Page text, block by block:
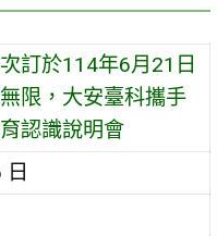
訂於114年6月21日
限，大安臺科攜手
認識說明會